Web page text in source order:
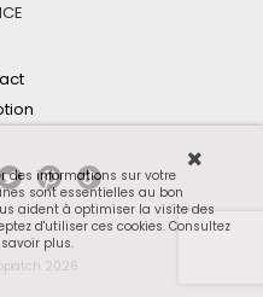
2026
des informations sur votre
sont essentielles au bon
aident à optimiser la visite des
d'utiliser ces cookies. Consultez
plus.